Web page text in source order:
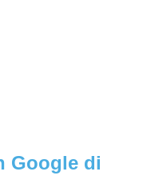
Google di